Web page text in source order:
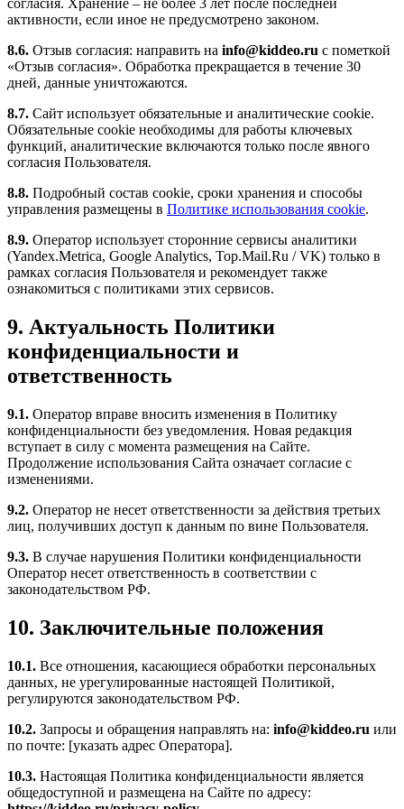
согласия. Хранение – не более 3 лет после последней
активности, если иное не предусмотрено законом.
8.6. Отзыв согласия: направить на info@kiddeo.ru с пометкой
«Отзыв согласия». Обработка прекращается в течение 30
дней, данные уничтожаются.
8.7. Сайт использует обязательные и аналитические cookie.
Обязательные cookie необходимы для работы ключевых
функций, аналитические включаются только после явного
согласия Пользователя.
8.8. Подробный состав cookie, сроки хранения и способы
управления размещены в Политике использования cookie.
8.9. Оператор использует сторонние сервисы аналитики
(Yandex.Metrica, Google Analytics, Top.Mail.Ru / VK) только в
рамках согласия Пользователя и рекомендует также
ознакомиться с политиками этих сервисов.
9. Актуальность Политики
конфиденциальности и
ответственность
9.1. Оператор вправе вносить изменения в Политику
конфиденциальности без уведомления. Новая редакция
вступает в силу с момента размещения на Сайте.
Продолжение использования Сайта означает согласие с
изменениями.
9.2. Оператор не несет ответственности за действия третьих
лиц, получивших доступ к данным по вине Пользователя.
9.3. В случае нарушения Политики конфиденциальности
Оператор несет ответственность в соответствии с
законодательством РФ.
10. Заключительные положения
10.1. Все отношения, касающиеся обработки персональных
данных, не урегулированные настоящей Политикой,
регулируются законодательством РФ.
10.2. Запросы и обращения направлять на: info@kiddeo.ru или
по почте: [указать адрес Оператора].
10.3. Настоящая Политика конфиденциальности является
общедоступной и размещена на Сайте по адресу: